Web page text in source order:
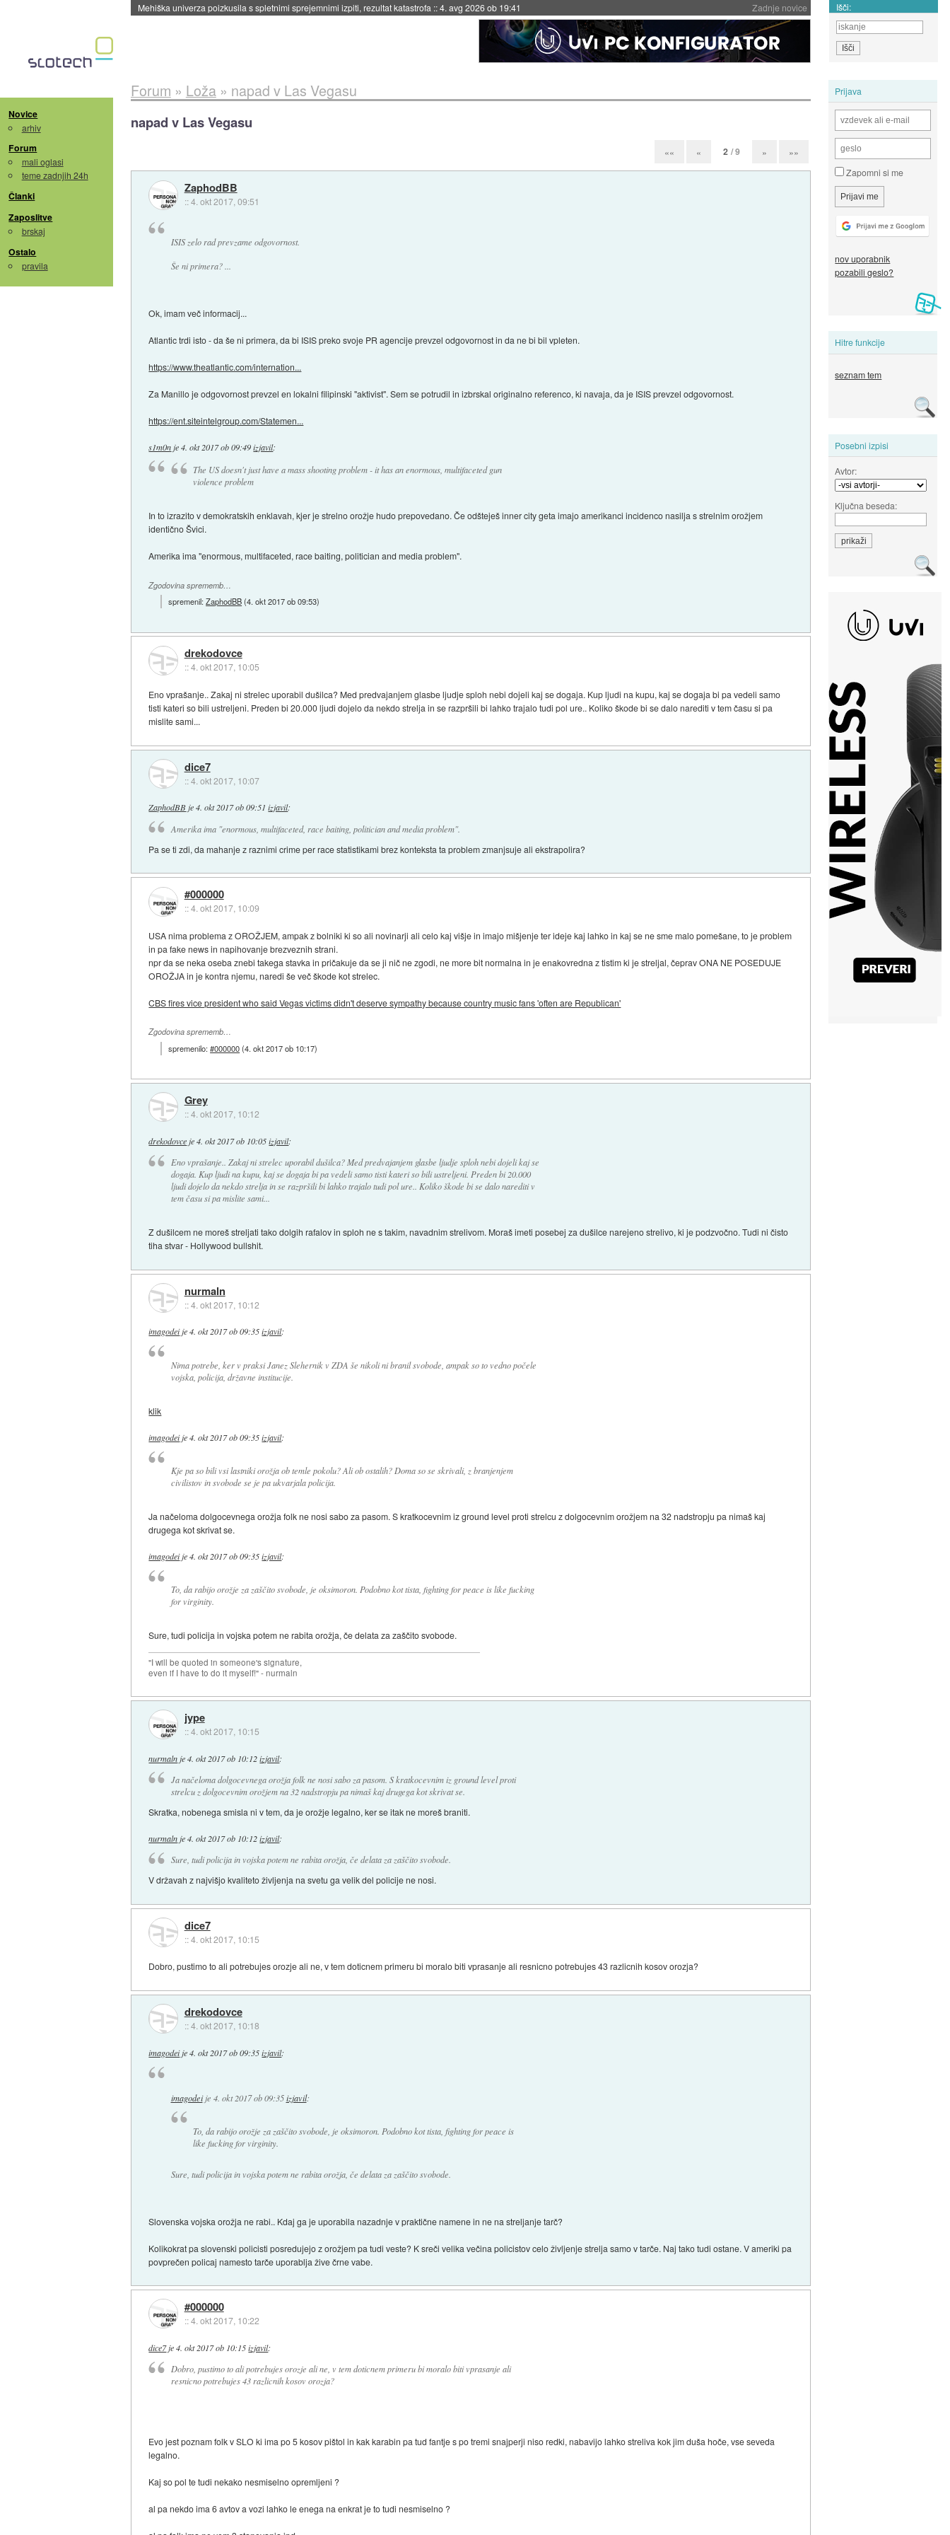
Zadnje novice
Evropska vesoljska agencija razvija svojo raketo za večkratno uporabo::4. avg 2026 ob 19:41 Išči:
Novice
arhiv
Forum
mali oglasi
teme zadnjih 24h
Članki
Zaposlitve
brskaj
Ostalo
pravila
Prijava
Zapomni si me
nov uporabnik
pozabili geslo?
Hitre funkcije
seznam tem
Posebni izpisi
Avtor:
Ključna beseda:
Forum » Loža» napad v Las Vegasu
napad v Las Vegasu
«« « 2 / 9 » »»
ZaphodBB
::4. okt 2017, 09:51
ISIS zelo rad prevzame odgovornost.
Še ni primera? ...
Ok, imam več informacij...
Atlantic trdi isto - da še ni primera, da bi ISIS preko svoje PR agencije prevzel odgovornost in da ne bi bil vpleten.
https://www.theatlantic.com/internation...
Za Manillo je odgovornost prevzel en lokalni filipinski "aktivist". Sem se potrudil in izbrskal originalno referenco, ki navaja, da je ISIS prevzel odgovornost.
https://ent.siteintelgroup.com/Statemen...
s1m0n je4. okt 2017 ob 09:49 izjavil:
The US doesn't just have a mass shooting problem - it has an enormous, multifaceted gun
violence problem
In to izrazito v demokratskih enklavah, kjer je strelno orožje hudo prepovedano. Če odšteješ inner city geta imajo amerikanci incidenco nasilja s strelnim orožjem
identično Švici.
Amerika ima "enormous, multifaceted, race baiting, politician and media problem".
Zgodovina sprememb…
spremenil:ZaphodBB(4. okt 2017 ob 09:53)
drekodovce
::4. okt 2017, 10:05
Eno vprašanje.. Zakaj ni strelec uporabil dušilca? Med predvajanjem glasbe ljudje sploh nebi dojeli kaj se dogaja. Kup ljudi na kupu, kaj se dogaja bi pa vedeli samo
tisti kateri so bili ustreljeni. Preden bi 20.000 ljudi dojelo da nekdo strelja in se razpršili bi lahko trajalo tudi pol ure.. Koliko škode bi se dalo narediti v tem času si pa
mislite sami...
dice7
::4. okt 2017, 10:07
ZaphodBBje4. okt 2017 ob 09:51 izjavil:
Amerika ima "enormous, multifaceted, race baiting, politician and media problem".
Pa se ti zdi, da mahanje z raznimi crime per race statistikami brez konteksta ta problem zmanjsuje ali ekstrapolira?
#000000
::4. okt 2017, 10:09
USA nima problema z OROŽJEM, ampak z bolniki ki so ali novinarji ali celo kaj višje in imajo mišjenje ter ideje kaj lahko in kaj se ne sme malo pomešane, to je problem
in pa fake news in napihovanje brezveznih strani.
npr da se neka oseba znebi takega stavka in pričakuje da se ji nič ne zgodi, ne more bit normalna in je enakovredna z tistim ki je streljal, čeprav ONA NE POSEDUJE
OROŽJA in je kontra njemu, naredi še več škode kot strelec.
CBS fires vice president who said Vegas victims didn't deserve sympathy because country music fans 'often are Republican'
Zgodovina sprememb…
spremenilo:#000000(4. okt 2017 ob 10:17)
Grey
::4. okt 2017, 10:12
drekodovce je4. okt 2017 ob 10:05 izjavil:
Eno vprašanje.. Zakaj ni strelec uporabil dušilca? Med predvajanjem glasbe ljudje sploh nebi dojeli kaj se
dogaja. Kup ljudi na kupu, kaj se dogaja bi pa vedeli samo tisti kateri so bili ustreljeni. Preden bi 20.000
ljudi dojelo da nekdo strelja in se razpršili bi lahko trajalo tudi pol ure.. Koliko škode bi se dalo narediti v
tem času si pa mislite sami...
Z dušilcem ne moreš streljati tako dolgih rafalov in sploh ne s takim, navadnim strelivom. Moraš imeti posebej za dušilce narejeno strelivo, ki je podzvočno. Tudi ni čisto
tiha stvar - Hollywood bullshit.
nurmaln
::4. okt 2017, 10:12
imagodeije4. okt 2017 ob 09:35 izjavil:
Nima potrebe, ker v praksi Janez Slehernik v ZDA še nikoli ni branil svobode, ampak so to vedno počele
vojska, policija, državne institucije.
klik
imagodeije4. okt 2017 ob 09:35 izjavil:
Kje pa so bili vsi lastniki orožja ob temle pokolu? Ali ob ostalih? Doma so se skrivali, z branjenjem
civilistov in svobode se je pa ukvarjala policija.
Ja načeloma dolgocevnega orožja folk ne nosi sabo za pasom. S kratkocevnim iz ground level proti strelcu z dolgocevnim orožjem na 32 nadstropju pa nimaš kaj
drugega kot skrivat se.
imagodeije4. okt 2017 ob 09:35 izjavil:
To, da rabijo orožje za zaščito svobode, je oksimoron. Podobno kot tista, fighting for peace is like fucking
for virginity.
Sure, tudi policija in vojska potem ne rabita orožja, če delata za zaščito svobode.
"I will be quoted in someone's signature,
even if I have to do it myself!" - nurmaln
jype
::4. okt 2017, 10:15
nurmaln je4. okt 2017 ob 10:12 izjavil:
Ja načeloma dolgocevnega orožja folk ne nosi sabo za pasom. S kratkocevnim iz ground level proti
strelcu z dolgocevnim orožjem na 32 nadstropju pa nimaš kaj drugega kot skrivat se.
Skratka, nobenega smisla ni v tem, da je orožje legalno, ker se itak ne moreš braniti.
nurmaln je4. okt 2017 ob 10:12 izjavil:
Sure, tudi policija in vojska potem ne rabita orožja, če delata za zaščito svobode.
V državah z najvišjo kvaliteto življenja na svetu ga velik del policije ne nosi.
dice7
::4. okt 2017, 10:15
Dobro, pustimo to ali potrebujes orozje ali ne, v tem doticnem primeru bi moralo biti vprasanje ali resnicno potrebujes 43 razlicnih kosov orozja?
drekodovce
::4. okt 2017, 10:18
imagodeije4. okt 2017 ob 09:35 izjavil:
imagodeije 4. okt 2017 ob 09:35 izjavil:
To, da rabijo orožje za zaščito svobode, je oksimoron. Podobno kot tista, fighting for peace is
like fucking for virginity.
Sure, tudi policija in vojska potem ne rabita orožja, če delata za zaščito svobode.
Slovenska vojska orožja ne rabi.. Kdaj ga je uporabila nazadnje v praktične namene in ne na streljanje tarč?
Kolikokrat pa slovenski policisti posredujejo z orožjem pa tudi veste? K sreči velika večina policistov celo življenje strelja samo v tarče. Naj tako tudi ostane. V ameriki pa
povprečen policaj namesto tarče uporablja žive črne vabe.
#000000
::4. okt 2017, 10:22
dice7je4. okt 2017 ob 10:15 izjavil:
Dobro, pustimo to ali potrebujes orozje ali ne, v tem doticnem primeru bi moralo biti vprasanje ali
resnicno potrebujes 43 razlicnih kosov orozja?
Evo jest poznam folk v SLO ki ima po 5 kosov pištol in kak karabin pa tud fantje s po tremi snajperji niso redki, nabavijo lahko streliva kok jim duša hoče, vse seveda
legalno.
Kaj so pol te tudi nekako nesmiselno opremljeni ?
al pa nekdo ima 6 avtov a vozi lahko le enega na enkrat je to tudi nesmiselno ?